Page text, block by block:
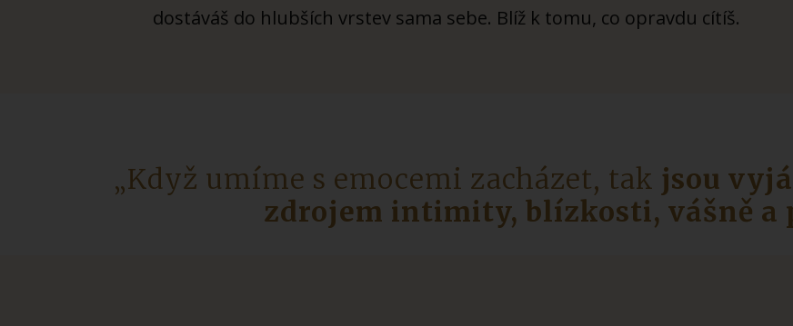
dostáváš do hlubších vrstev sama sebe. Blíž k tomu, co opravdu cítíš.
„Když umíme s emocemi zacházet, tak jsou
zdrojem intimity, blízkosti, vášně a